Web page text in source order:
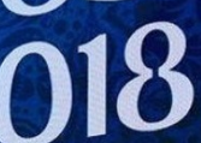
mezzi e il
L'AQUILA-
mezzi
ambulanze
commenta